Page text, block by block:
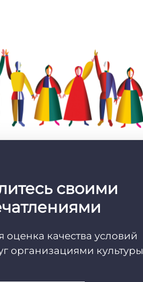
своими
оценка качества условий
организациями культуры